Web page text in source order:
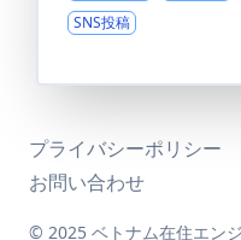
SNS投稿
プライバシーポリシー
お問い合わせ
© 2025 ベトナム在住エン